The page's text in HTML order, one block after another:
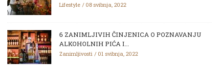
Lifestyle 08 svibnja, 2022
6 ZANIMLJIVIH ČINJENICA O POZNAVANJU
ALKOHOLNIH PIĆA I...
Zanimljivosti 01 svibnja, 2022